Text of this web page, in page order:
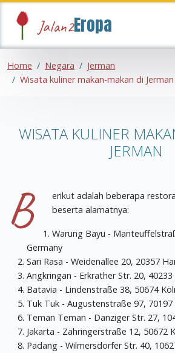
Jalan2Eropa
Home Negara
Jerman
Wisata kuliner makan-makan di Jerman
WISATA KULINER
JERMAN
B
erikut adalah beberapa
beserta alamatnya:
Warung Bayu -
Germany
Sari Rasa - Weidenallee 20, 20357
Angkringan - Erkrather Str. 20,
Batavia - Lindenstraße 38, 50674
Tuk Tuk - Augustenstraße 97,
Teman Teman - Danziger Str. 27,
Jakarta - Zähringerstraße 12, 50672
Padang - Wilmersdorfer Str. 40,